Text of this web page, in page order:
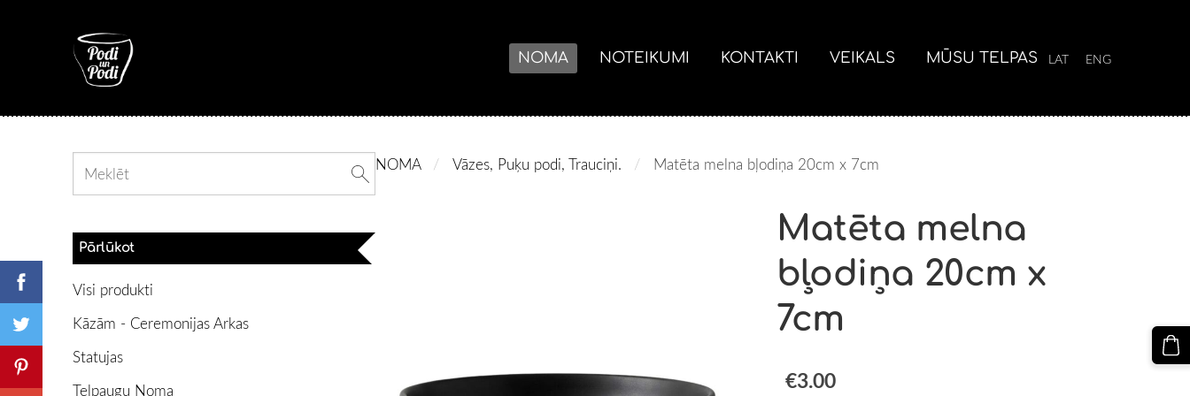
NOMA NOTEIKUMI KONTAKTI VEIKALS MŪSU TELPAS LAT ENG
Pārlūkot
Visi produkti
Kāzām - Ceremonijas Arkas
Statujas
Telpaugu Noma
NOMA Vāzes, Puķu podi, Trauciņi. Matēta melna bļodiņa 20cm x 7cm
Matēta melna
bļodiņa 20cm x
7cm
€3.00